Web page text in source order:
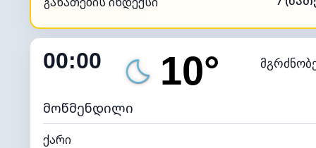
00:00 10°
მოწმენდილი
ქარი